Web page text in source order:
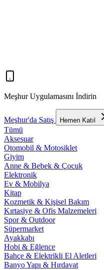
Meşhur Uygulamasını İndirin
Meşhur'da Satış Hemen Katıl
Tümü
Aksesuar
Otomobil & Motosiklet
Giyim
Anne & Bebek & Çocuk
Elektronik
Ev & Mobilya
Kitap
Kozmetik & Kişisel Bakım
Kırtasiye & Ofis Malzemeleri
Spor & Outdoor
Süpermarket
Ayakkabı
Hobi & Eğlence
Bahçe & Elektrikli El Aletleri
Banyo Yapı & Hırdavat